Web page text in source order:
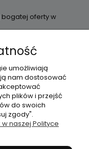
bogatej oferty w
umożliwiają
nam dostosować
plików i przejść
do swoich
zgody".
naszej Polityce